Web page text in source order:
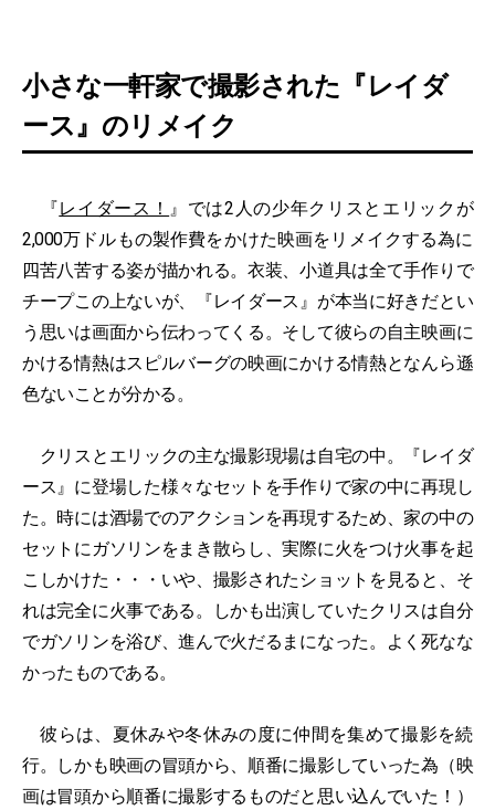
小さな一軒家で撮影された『レイダ
ース』のリメイク
『レイダース！ 』では2人の少年クリスとエリックが
2,000万ドルもの製作費をかけた映画をリメイクする為に
四苦八苦する姿が描かれる。衣装、小道具は全て手作りで
チープこの上ないが、『レイダース』が本当に好きだとい
う思いは画面から伝わってくる。そして彼らの自主映画に
かける情熱はスピルバーグの映画にかける情熱となんら遜
色ないことが分かる。
クリスとエリックの主な撮影現場は自宅の中。『レイダ
ース』に登場した様々なセットを手作りで家の中に再現し
た。時には酒場でのアクションを再現するため、家の中の
セットにガソリンをまき散らし、実際に火をつけ火事を起
こしかけた・・・いや、撮影されたショットを見ると、そ
れは完全に火事である。しかも出演していたクリスは自分
でガソリンを浴び、進んで火だるまになった。よく死なな
かったものである。
彼らは、夏休みや冬休みの度に仲間を集めて撮影を続
行。しかも映画の冒頭から、順番に撮影していった為（映
画は冒頭から順番に撮影するものだと思い込んでいた！）